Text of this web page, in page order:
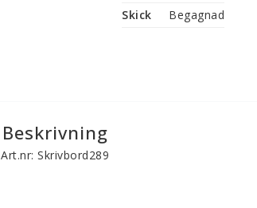
Skick
Begagnad
Beskrivning
Art.nr: Skrivbord289